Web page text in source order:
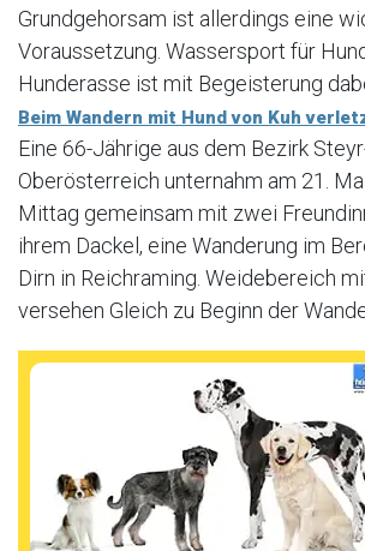
Grundgehorsam ist allerdings eine
Voraussetzung. Wassersport für
Hunderasse ist mit Begeisterung
Beim Wandern mit Hund von Kuh
Eine 66-Jährige aus dem Bezirk
Oberösterreich unternahm am 21.
Mittag gemeinsam mit zwei
ihrem Dackel, eine Wanderung im
Dirn in Reichraming. Weidebereich
versehen Gleich zu Beginn der